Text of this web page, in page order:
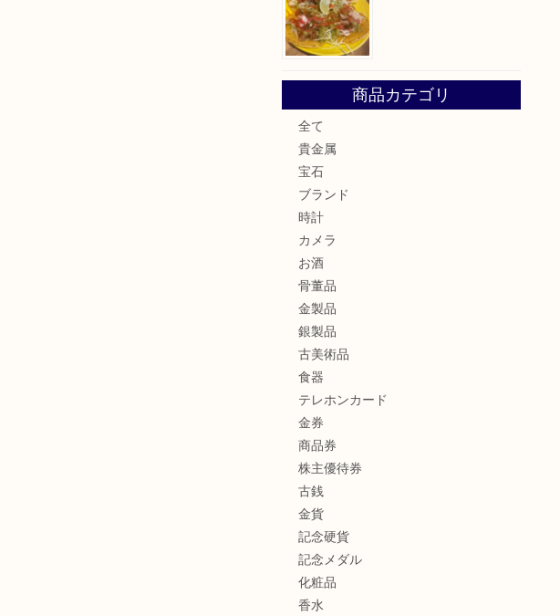
商品カテゴリ
全て
貴金属
宝石
ブランド
時計
カメラ
お酒
骨董品
金製品
銀製品
古美術品
食器
テレホンカード
金券
商品券
株主優待券
古銭
金貨
記念硬貨
記念メダル
化粧品
香水